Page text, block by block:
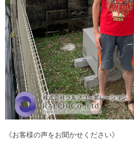
《お客様の声をお聞かせください》